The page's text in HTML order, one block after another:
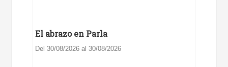
El abrazo en Parla
Del 30/08/2026 al 30/08/2026